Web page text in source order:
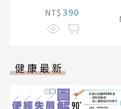
NT$ 390
健康最新